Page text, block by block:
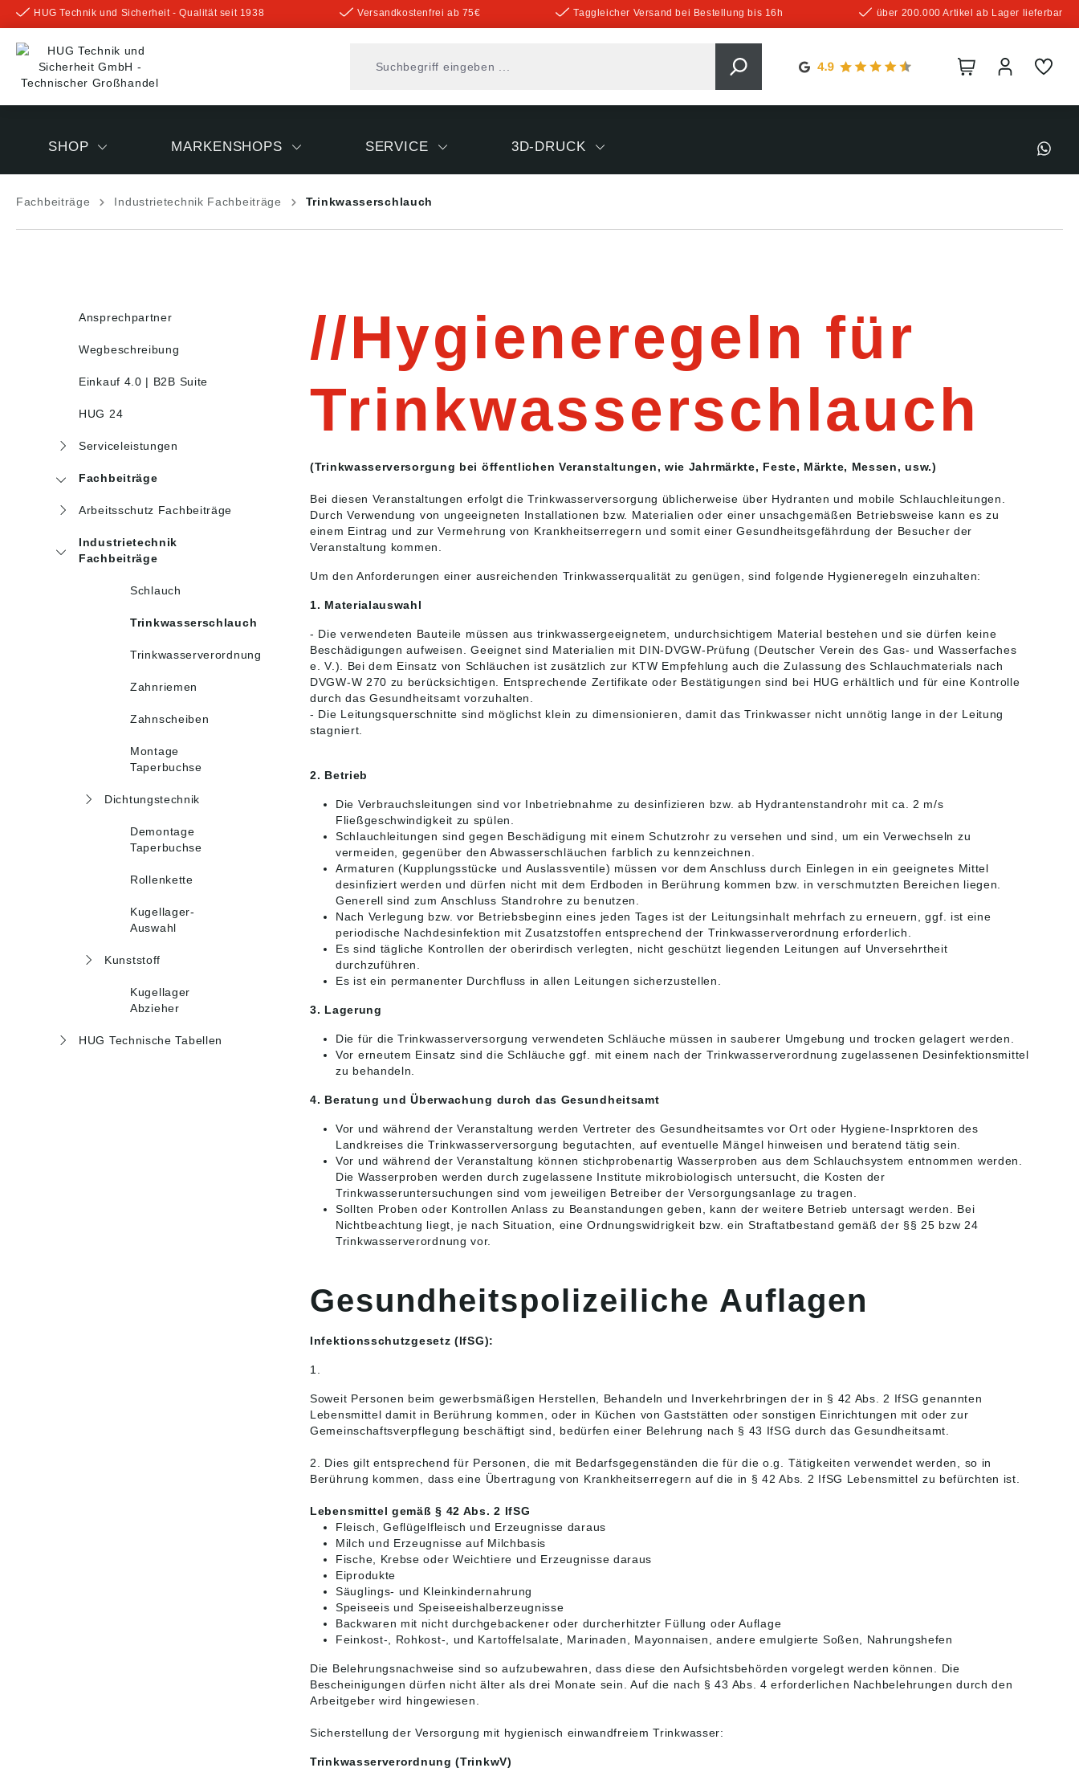
springen
HUG Technik und Sicherheit - Qualität seit 1938 Versandkostenfrei ab 75€ Taggleicher Versand bei Bestellung bis 16h über 200.000 Artikel ab Lager lieferbar
SHOP MARKENSHOPS SERVICE 3D-DRUCK
Fachbeiträge Industrietechnik Fachbeiträge Trinkwasserschlauch
Ansprechpartner
Wegbeschreibung
Einkauf 4.0 | B2B Suite
HUG 24
Serviceleistungen
Fachbeiträge
Arbeitsschutz Fachbeiträge
Industrietechnik
Fachbeiträge
Schlauch
Trinkwasserschlauch
Trinkwasserverordnung
Zahnriemen
Zahnscheiben
Montage
Taperbuchse
Dichtungstechnik
Demontage
Taperbuchse
Rollenkette
Kugellager-
Auswahl
Kunststoff
Kugellager
Abzieher
HUG Technische Tabellen
Hygieneregeln für
Trinkwasserschlauch
(Trinkwasserversorgung bei öffentlichen Veranstaltungen, wie Jahrmärkte, Feste, Märkte, Messen, usw.)
Bei diesen Veranstaltungen erfolgt die Trinkwasserversorgung üblicherweise über Hydranten und mobile Schlauchleitungen.
Durch Verwendung von ungeeigneten Installationen bzw. Materialien oder einer unsachgemäßen Betriebsweise kann es zu
einem Eintrag und zur Vermehrung von Krankheitserregern und somit einer Gesundheitsgefährdung der Besucher der
Veranstaltung kommen.
Um den Anforderungen einer ausreichenden Trinkwasserqualität zu genügen, sind folgende Hygieneregeln einzuhalten:
1. Materialauswahl
- Die verwendeten Bauteile müssen aus trinkwassergeeignetem, undurchsichtigem Material bestehen und sie dürfen keine
Beschädigungen aufweisen. Geeignet sind Materialien mit DIN-DVGW-Prüfung (Deutscher Verein des Gas- und Wasserfaches
e. V.). Bei dem Einsatz von Schläuchen ist zusätzlich zur KTW Empfehlung auch die Zulassung des Schlauchmaterials nach
DVGW-W 270 zu berücksichtigen. Entsprechende Zertifikate oder Bestätigungen sind bei HUG erhältlich und für eine Kontrolle
durch das Gesundheitsamt vorzuhalten.
- Die Leitungsquerschnitte sind möglichst klein zu dimensionieren, damit das Trinkwasser nicht unnötig lange in der Leitung
stagniert.
2. Betrieb
Die Verbrauchsleitungen sind vor Inbetriebnahme zu desinfizieren bzw. ab Hydrantenstandrohr mit ca. 2 m/s
Fließgeschwindigkeit zu spülen.
Schlauchleitungen sind gegen Beschädigung mit einem Schutzrohr zu versehen und sind, um ein Verwechseln zu
vermeiden, gegenüber den Abwasserschläuchen farblich zu kennzeichnen.
Armaturen (Kupplungsstücke und Auslassventile) müssen vor dem Anschluss durch Einlegen in ein geeignetes Mittel
desinfiziert werden und dürfen nicht mit dem Erdboden in Berührung kommen bzw. in verschmutzten Bereichen liegen.
Generell sind zum Anschluss Standrohre zu benutzen.
Nach Verlegung bzw. vor Betriebsbeginn eines jeden Tages ist der Leitungsinhalt mehrfach zu erneuern, ggf. ist eine
periodische Nachdesinfektion mit Zusatzstoffen entsprechend der Trinkwasserverordnung erforderlich.
Es sind tägliche Kontrollen der oberirdisch verlegten, nicht geschützt liegenden Leitungen auf Unversehrtheit
durchzuführen.
Es ist ein permanenter Durchfluss in allen Leitungen sicherzustellen.
3. Lagerung
Die für die Trinkwasserversorgung verwendeten Schläuche müssen in sauberer Umgebung und trocken gelagert werden.
Vor erneutem Einsatz sind die Schläuche ggf. mit einem nach der Trinkwasserverordnung zugelassenen Desinfektionsmittel
zu behandeln.
4. Beratung und Überwachung durch das Gesundheitsamt
Vor und während der Veranstaltung werden Vertreter des Gesundheitsamtes vor Ort oder Hygiene-Insprktoren des
Landkreises die Trinkwasserversorgung begutachten, auf eventuelle Mängel hinweisen und beratend tätig sein.
Vor und während der Veranstaltung können stichprobenartig Wasserproben aus dem Schlauchsystem entnommen werden.
Die Wasserproben werden durch zugelassene Institute mikrobiologisch untersucht, die Kosten der
Trinkwasseruntersuchungen sind vom jeweiligen Betreiber der Versorgungsanlage zu tragen.
Sollten Proben oder Kontrollen Anlass zu Beanstandungen geben, kann der weitere Betrieb untersagt werden. Bei
Nichtbeachtung liegt, je nach Situation, eine Ordnungswidrigkeit bzw. ein Straftatbestand gemäß der §§ 25 bzw 24
Trinkwasserverordnung vor.
Gesundheitspolizeiliche Auflagen
Infektionsschutzgesetz (IfSG):
1.
Soweit Personen beim gewerbsmäßigen Herstellen, Behandeln und Inverkehrbringen der in § 42 Abs. 2 IfSG genannten
Lebensmittel damit in Berührung kommen, oder in Küchen von Gaststätten oder sonstigen Einrichtungen mit oder zur
Gemeinschaftsverpflegung beschäftigt sind, bedürfen einer Belehrung nach § 43 IfSG durch das Gesundheitsamt.
2. Dies gilt entsprechend für Personen, die mit Bedarfsgegenständen die für die o.g. Tätigkeiten verwendet werden, so in
Berührung kommen, dass eine Übertragung von Krankheitserregern auf die in § 42 Abs. 2 IfSG Lebensmittel zu befürchten ist.
Lebensmittel gemäß § 42 Abs. 2 IfSG
Fleisch, Geflügelfleisch und Erzeugnisse daraus
Milch und Erzeugnisse auf Milchbasis
Fische, Krebse oder Weichtiere und Erzeugnisse daraus
Eiprodukte
Säuglings- und Kleinkindernahrung
Speiseeis und Speiseeishalberzeugnisse
Backwaren mit nicht durchgebackener oder durcherhitzter Füllung oder Auflage
Feinkost-, Rohkost-, und Kartoffelsalate, Marinaden, Mayonnaisen, andere emulgierte Soßen, Nahrungshefen
Die Belehrungsnachweise sind so aufzubewahren, dass diese den Aufsichtsbehörden vorgelegt werden können. Die
Bescheinigungen dürfen nicht älter als drei Monate sein. Auf die nach § 43 Abs. 4 erforderlichen Nachbelehrungen durch den
Arbeitgeber wird hingewiesen.
Sicherstellung der Versorgung mit hygienisch einwandfreiem Trinkwasser:
Trinkwasserverordnung (TrinkwV)